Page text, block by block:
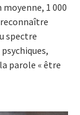
1 000
spectre
parole « être